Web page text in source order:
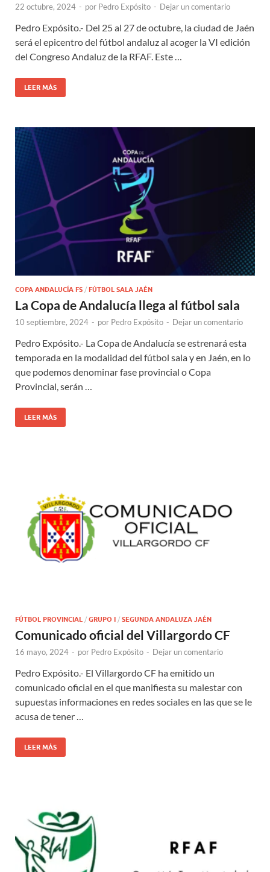
22 octubre, 2024 - por Pedro Expósito - Dejar un comentario
Pedro Expósito.- Del 25 al 27 de octubre, la ciudad de Jaén
será el epicentro del fútbol andaluz al acoger la VI edición
del Congreso Andaluz de la RFAF. Este …
LEER MÁS
COPA ANDALUCÍA FS / FÚTBOL SALA JAÉN
La Copa de Andalucía llega al fútbol sala
10 septiembre, 2024 - por Pedro Expósito - Dejar un comentario
Pedro Expósito.- La Copa de Andalucía se estrenará esta
temporada en la modalidad del fútbol sala y en Jaén, en lo
que podemos denominar fase provincial o Copa
Provincial, serán …
LEER MÁS
FÚTBOL PROVINCIAL / GRUPO I / SEGUNDA ANDALUZA JAÉN
Comunicado oficial del Villargordo CF
16 mayo, 2024 - por Pedro Expósito - Dejar un comentario
Pedro Expósito.- El Villargordo CF ha emitido un
comunicado oficial en el que manifiesta su malestar con
supuestas informaciones en redes sociales en las que se le
acusa de tener …
LEER MÁS